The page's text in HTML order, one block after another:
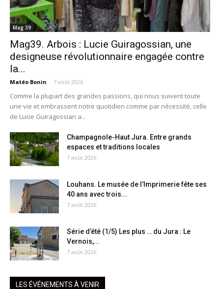
Mag 39
Mag39. Arbois : Lucie Guiragossian, une
designeuse révolutionnaire engagée contre
la...
Matéo Bonin - 7 août 2026
Comme la plupart des grandes passions, qui nous suivent toute
une vie et embrassent notre quotidien comme par nécessité, celle
de Lucie Guiragossian a...
Champagnole-Haut Jura. Entre grands
espaces et traditions locales
7 août 2026
Louhans. Le musée de l’Imprimerie fête ses
40 ans avec trois...
7 août 2026
Série d’été (1/5) Les plus … du Jura : Le
Vernois,...
7 août 2026
LES ÉVÉNEMENTS À VENIR